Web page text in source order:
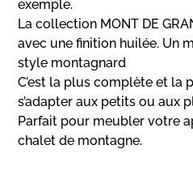
exemple.
La collection MONT DE
avec une finition huilée. Un
style montagnard
C’est la plus complète et la
s’adapter aux petits ou aux
Parfait pour meubler votre
chalet de montagne.